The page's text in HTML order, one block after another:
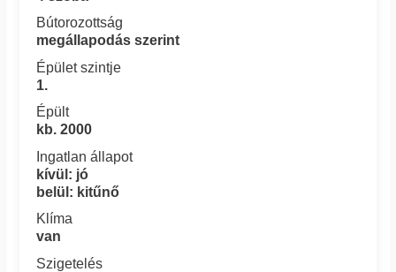
Bútorozottság
megállapodás szerint
Épület szintje
1.
Épült
kb. 2000
Ingatlan állapot
kívül: jó
belül: kitűnő
Klíma
van
Szigetelés